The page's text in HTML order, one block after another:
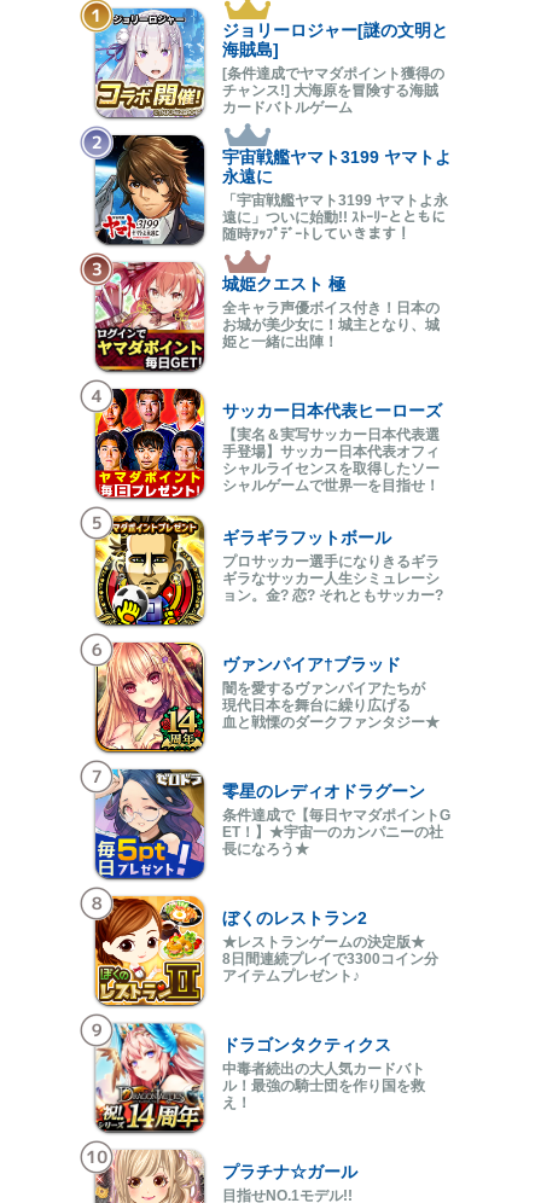
ジョリーロジャー[謎の文明と
海賊島]
[条件達成でヤマダポイント獲得の
チャンス!] 大海原を冒険する海賊
カードバトルゲーム
宇宙戦艦ヤマト3199 ヤマトよ
永遠に
「宇宙戦艦ヤマト3199 ヤマトよ永
遠に」ついに始動!! ｽﾄｰﾘｰとともに
随時ｱｯﾌﾟﾃﾞｰﾄしていきます！
城姫クエスト 極
全キャラ声優ボイス付き！日本の
お城が美少女に！城主となり、城
姫と一緒に出陣！
サッカー日本代表ヒーローズ
【実名＆実写サッカー日本代表選
手登場】サッカー日本代表オフィ
シャルライセンスを取得したソー
シャルゲームで世界一を目指せ！
ギラギラフットボール
プロサッカー選手になりきるギラ
ギラなサッカー人生シミュレーシ
ョン。金? 恋? それともサッカー?
ヴァンパイア†ブラッド
闇を愛するヴァンパイアたちが
現代日本を舞台に繰り広げる
血と戦慄のダークファンタジー★
零星のレディオドラグーン
条件達成で【毎日ヤマダポイントG
ET！】★宇宙一のカンパニーの社
長になろう★
ぼくのレストラン2
★レストランゲームの決定版★
8日間連続プレイで3300コイン分
アイテムプレゼント♪
ドラゴンタクティクス
中毒者続出の大人気カードバト
ル！最強の騎士団を作り国を救
え！
プラチナ☆ガール
目指せNO.1モデル!!